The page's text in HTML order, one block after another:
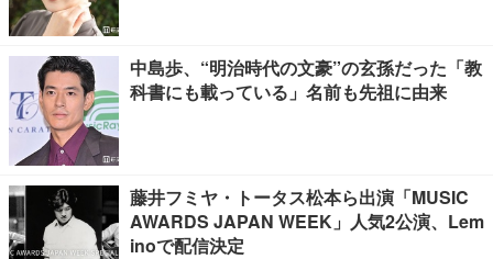
中島歩、“明治時代の文豪”の玄孫だった「教
科書にも載っている」名前も先祖に由来
藤井フミヤ・トータス松本ら出演「MUSIC
AWARDS JAPAN WEEK」人気2公演、Lem
inoで配信決定